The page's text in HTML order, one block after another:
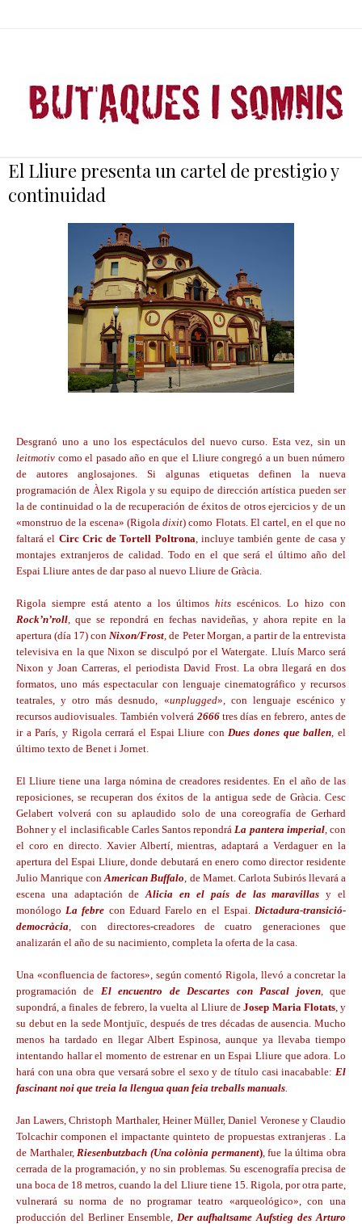
El Lliure presenta un cartel de prestigio y
continuidad
Desgranó uno a uno los espectáculos del nuevo curso. Esta vez, sin un
leitmotiv como el pasado año en que el Lliure congregó a un buen número
de autores anglosajones. Si algunas etiquetas definen la nueva
programación de Àlex Rigola y su equipo de dirección artística pueden ser
la de continuidad o la de recuperación de éxitos de otros ejercicios y de un
«monstruo de la escena» (Rigoladixit) como Flotats. El cartel, en el que no
faltará el Circ Cric de Tortell Poltrona, incluye también gente de casa y
montajes extranjeros de calidad. Todo en el que será el último año del
Espai Lliure antes de dar paso al nuevo Lliure de Gràcia.
Rigola siempre está atento a los últimos hits escénicos. Lo hizo con
Rock’n’roll, que se repondrá en fechas navideñas, y ahora repite en la
apertura (día 17) conNixon/Frost,de Peter Morgan, a partir de la entrevista
televisiva en la que Nixon se disculpó por el Watergate. Lluís Marco será
Nixon y Joan Carreras, el periodista David Frost. La obra llegará en dos
formatos, uno más espectacular con lenguaje cinematográfico y recursos
teatrales, y otro más desnudo, «unplugged», con lenguaje escénico y
recursos audiovisuales. También volverá 2666tres días en febrero, antes de
ir a París, y Rigola cerrará el Espai Lliure conDues dones que ballen,el
último texto de Benet i Jornet.
El Lliure tiene una larga nómina de creadores residentes. En el año de las
reposiciones, se recuperan dos éxitos de la antigua sede de Gràcia. Cesc
Gelabert volverá con su aplaudido solo de una coreografía de Gerhard
Bohner y el inclasificable Carles Santos repondráLa pantera imperial,con
el coro en directo. Xavier Albertí, mientras, adaptará a Verdaguer en la
apertura del Espai Lliure, donde debutará en enero como director residente
Julio Manrique conAmerican Buffalo, de Mamet. Carlota Subirós llevará a
escena una adaptación deAlicia en el país de las maravillas y el
monólogoLa febre con Eduard Farelo en el Espai.Dictadura-transició-
democràcia, con directores-creadores de cuatro generaciones que
analizarán el año de su nacimiento, completa la oferta de la casa.
Una «confluencia de factores», según comentó Rigola, llevó a concretar la
programación de El encuentro de Descartes con Pascal joven, que
supondrá, a finales de febrero, la vuelta al Lliure deJosep Maria Flotats, y
su debut en la sede Montjuïc, después de tres décadas de ausencia. Mucho
menos ha tardado en llegar Albert Espinosa, aunque ya llevaba tiempo
intentando hallar el momento de estrenar en un Espai Lliure que adora. Lo
hará con una obra que versará sobre el sexo y de título casi inacabable: El
fascinant noi que treia la llengua quan feia treballs manuals.
Jan Lawers, Christoph Marthaler, Heiner Müller, Daniel Veronese y Claudio
Tolcachir componen el impactante quinteto de propuestas extranjeras . La
de Marthaler,Riesenbutzbach (Una colònia permanent), fue la última obra
cerrada de la programación, y no sin problemas. Su escenografía precisa de
una boca de 18 metros, cuando la del Lliure tiene 15. Rigola, por otra parte,
vulnerará su norma de no programar teatro «arqueológico», con una
producción del Berliner Ensemble, Der aufhaltsame Aufstieg des Arturo